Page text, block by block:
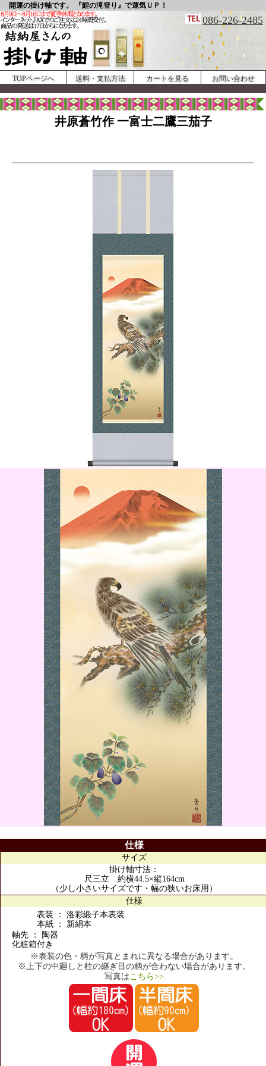
開運の掛け軸です。 『鯉の滝登り』で運気ＵＰ！
086-226-2485
TOPページへ 送料・支払方法 カートを見る お問い合わせ
井原蒼竹作 一富士二鷹三茄子
仕様
サイズ
掛け軸寸法：
尺三立 約横44.5×縦164cm
（少し小さいサイズです・幅の狭いお床用）
仕様
表装 ： 洛彩緞子本表装
本紙 ： 新絹本
軸先 ： 陶器
化粧箱付き
※表装の色・柄が写真とまれに異なる場合があります。
※上下の中廻しと柱の継ぎ目の柄が合わない場合があります。
写真はこちら>>